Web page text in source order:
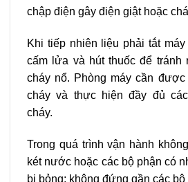
chập điện gây điện giật hoặc
Khi tiếp nhiên liệu phải tắt
cấm lửa và hút thuốc để tránh
cháy nổ. Phòng máy cần
cháy và thực hiện đầy đủ
cháy.
Trong quá trình vận hành
két nước hoặc các bộ phận có
bị bỏng; không đứng gần các